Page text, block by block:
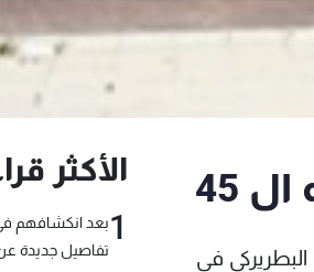
45
في
الأكثر
1بعد انكشافهم في
تفاصيل جديدة